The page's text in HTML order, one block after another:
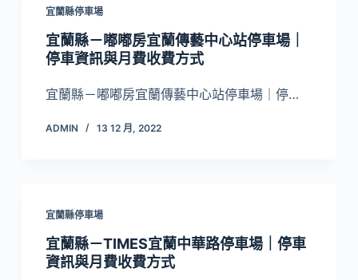
宜蘭縣停車場
宜蘭縣－嘟嘟房宜蘭傳藝中心站停車場｜
停車資訊與月費收費方式
宜蘭縣－嘟嘟房宜蘭傳藝中心站停車場｜停…
ADMIN 13 12 月, 2022
宜蘭縣停車場
宜蘭縣－TIMES宜蘭中華路停車場｜停車
資訊與月費收費方式